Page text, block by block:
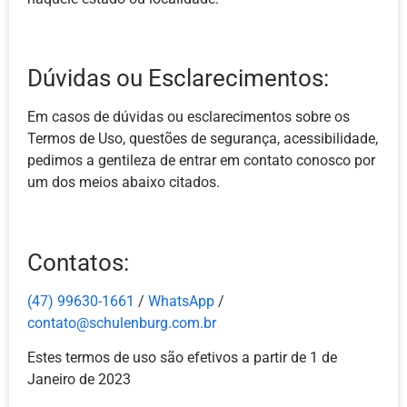
Dúvidas ou Esclarecimentos:
Em casos de dúvidas ou esclarecimentos sobre os
Termos de Uso, questões de segurança, acessibilidade,
pedimos a gentileza de entrar em contato conosco por
um dos meios abaixo citados.
Contatos:
(47) 99630-1661 / WhatsApp /
contato@schulenburg.com.br
Estes termos de uso são efetivos a partir de 1 de
Janeiro de 2023